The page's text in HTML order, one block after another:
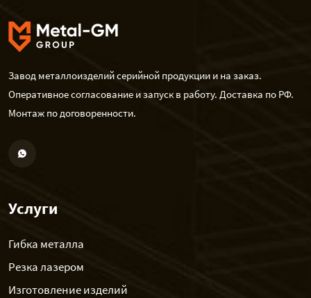
Завод металлоизделий серийной продукции и на заказ.
Оперативное согласование и запуск в работу. Доставка по РФ.
Монтаж по договоренности.
Услуги
Гибка металла
Резка лазером
Изготовление изделий